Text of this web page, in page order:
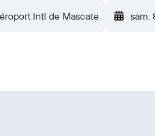
Intl de Mascate sam.